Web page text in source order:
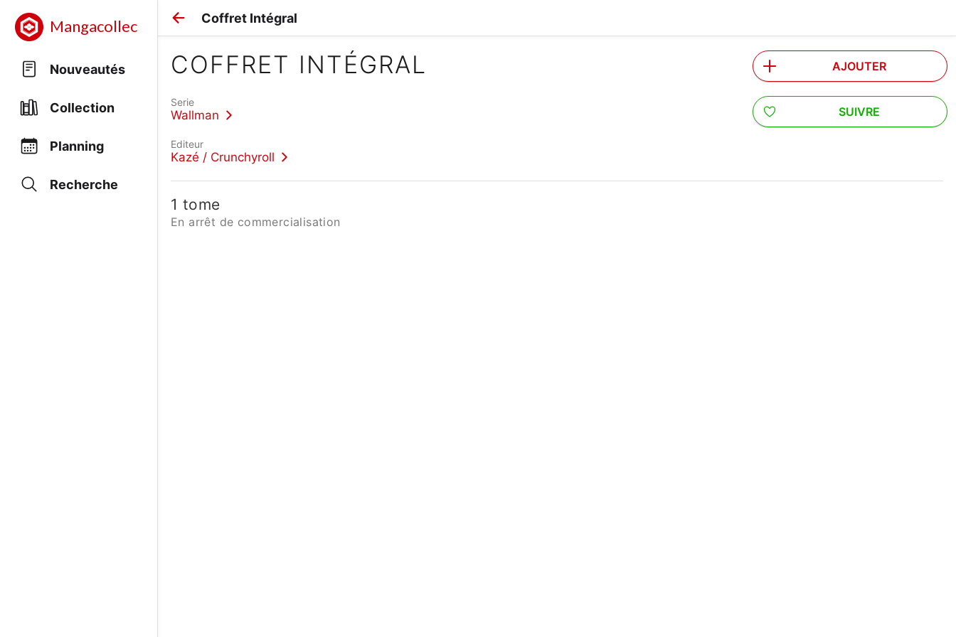
Mangacollec
Nouveautés
Collection
Planning
Recherche
Coffret Intégral
COFFRET INTÉGRAL
Serie
Wallman
Editeur
Kazé / Crunchyroll
AJOUTER
SUIVRE
1 tome
En arrêt de commercialisation